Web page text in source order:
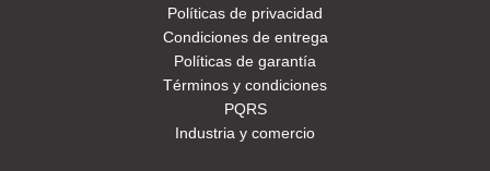
Políticas de privacidad
Condiciones de entrega
Políticas de garantía
Términos y condiciones
PQRS
Industria y comercio